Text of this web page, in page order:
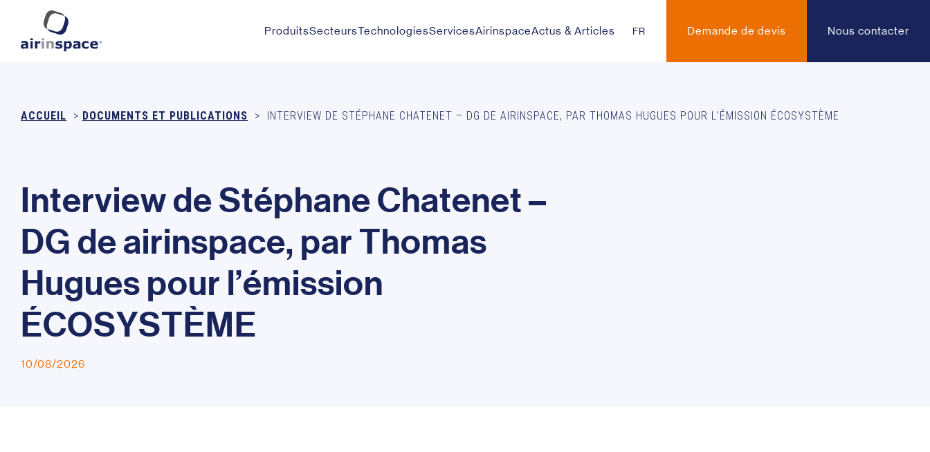
ProduitsSecteursTechnologiesServicesAirinspaceActus & Articles FR Demande de devis Nous contacter
ACCUEIL > DOCUMENTS ET PUBLICATIONS > INTERVIEW DE STÉPHANE CHATENET – DG DE AIRINSPACE, PAR THOMAS HUGUES POUR L’ÉMISSION ÉCOSYSTÈME
InterviewdeStéphaneChatenet–
DG deairinspace, par Thomas
Hugues pour l’émission
ÉCOSYSTÈME
10/08/2026